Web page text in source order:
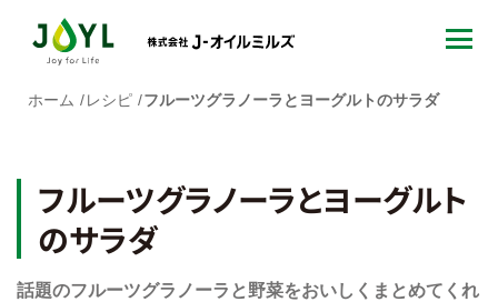
ホーム レシピ フルーツグラノーラとヨーグルトのサラダ
フルーツグラノーラとヨーグルト
のサラダ
話題のフルーツグラノーラと野菜をおいしくまとめてくれ